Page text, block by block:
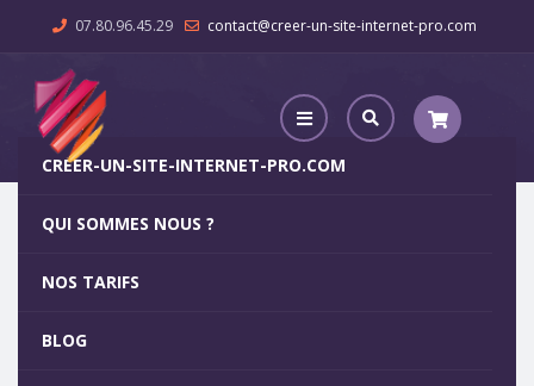
07.80.96.45.29 contact@creer-un-site-internet-pro.com
CREER-UN-SITE-INTERNET-PRO.COM
QUI SOMMES NOUS ?
NOS TARIFS
BLOG
Agence Web Feillens
5